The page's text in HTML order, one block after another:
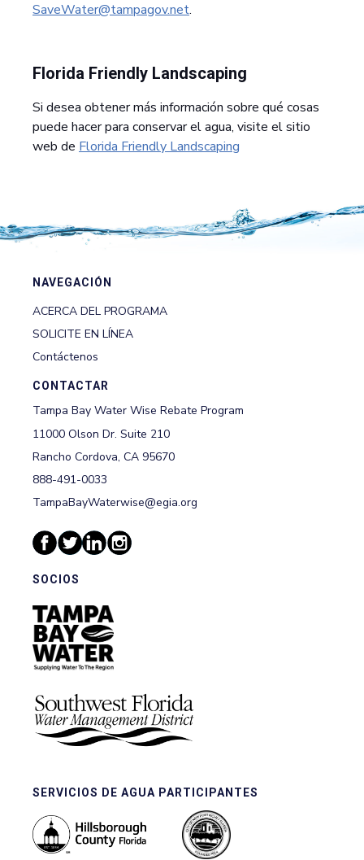
SaveWater@tampagov.net.
Florida Friendly Landscaping
Si desea obtener más información sobre qué cosas
puede hacer para conservar el agua, visite el sitio
web de Florida Friendly Landscaping
NAVEGACIÓN
ACERCA DEL PROGRAMA
SOLICITE EN LÍNEA
Contáctenos
CONTACTAR
Tampa Bay Water Wise Rebate Program
11000 Olson Dr. Suite 210
Rancho Cordova, CA 95670
888-491-0033
TampaBayWaterwise@egia.org
SOCIOS
SERVICIOS DE AGUA PARTICIPANTES